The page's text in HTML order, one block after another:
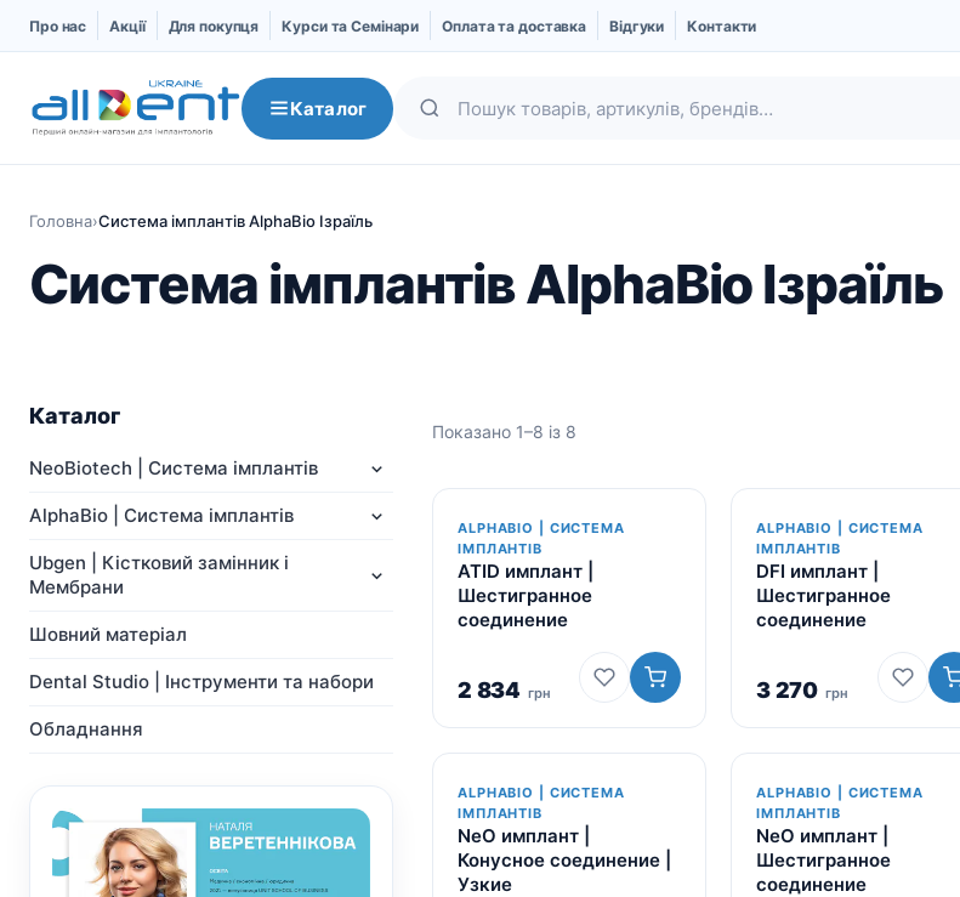
Про нас Акції Для покупця Курси та Семінари Оплата та доставка Відгуки Контакти
Каталог
NeoBiotech | Система
імплантів
Про компанію
Імпланти
Ортопедія
Система Мульти-Юніт
CAD/CAM
AlphaBio | Система
Імпланти
Система Мульти-Юніт
Показати всі
замінник і Мембрани
Про компанію UBGEN
Кістковий матеріал RE-
BONE
Головна›Система імплантів AlphaBio Ізраїль
Система імплантів AlphaBio Ізраїль
Каталог
NeoBiotech | Система імплантів
AlphaBio | Система імплантів
Ubgen | Кістковий замінник і
Мембрани
Шовний матеріал
Dental Studio | Інструменти та набори
Обладнання
Показано 1–8 із 8
ALPHABIO | СИСТЕМА
ІМПЛАНТІВ
ATID имплант |
Шестигранное
соединение
2 834 грн
ALPHABIO | СИСТЕМА
ІМПЛАНТІВ
DFI имплант |
Шестигранное
соединение
3 270 грн
ALPHABIO | СИСТЕМА
ІМПЛАНТІВ
NeO имплант |
Конусное соединение |
Узкие
ALPHABIO | СИСТЕМА
ІМПЛАНТІВ
NeO имплант |
Шестигранное
соединение